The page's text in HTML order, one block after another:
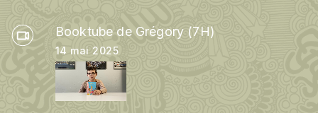
Booktube de Grégory (7H)
14 mai 2025